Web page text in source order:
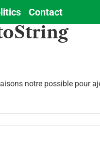
Contact
notre possible pour